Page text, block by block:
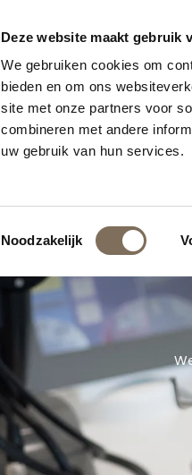
Deze website maakt gebruik
We gebruiken cookies om
bieden en om ons
site met onze partners voor
combineren met andere
uw gebruik van hun services.
Toestemmingsselectie
Noodzakelijk
GRATIS